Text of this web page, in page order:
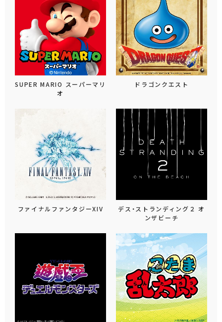
SUPER MARIO スーパーマリ
オ
ドラゴンクエスト
ファイナルファンタジーXIV
デス・ストランディング２ オ
ンザビーチ